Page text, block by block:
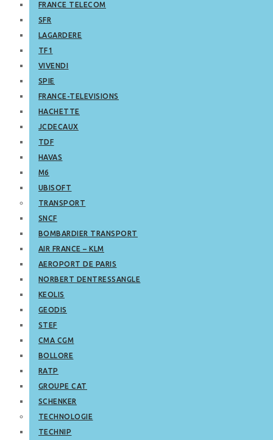
FRANCE TELECOM
SFR
LAGARDERE
TF1
VIVENDI
SPIE
FRANCE-TELEVISIONS
HACHETTE
JCDECAUX
TDF
HAVAS
M6
UBISOFT
TRANSPORT
SNCF
BOMBARDIER TRANSPORT
AIR FRANCE – KLM
AEROPORT DE PARIS
NORBERT DENTRESSANGLE
KEOLIS
GEODIS
STEF
CMA CGM
BOLLORE
RATP
GROUPE CAT
SCHENKER
TECHNOLOGIE
TECHNIP